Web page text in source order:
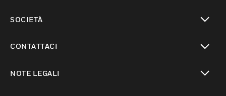
SOCIETÀ
CONTATTACI
NOTE LEGALI